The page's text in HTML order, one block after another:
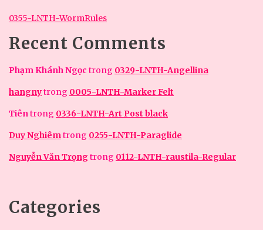
0355-LNTH-WormRules
Recent Comments
Phạm Khánh Ngọc trong 0329-LNTH-Angellina
hangnytrong 0005-LNTH-Marker Felt
Tiêntrong 0336-LNTH-Art Post black
Duy Nghiêmtrong 0255-LNTH-Paraglide
Nguyễn Văn Trọngtrong 0112-LNTH-raustila-Regular
Categories